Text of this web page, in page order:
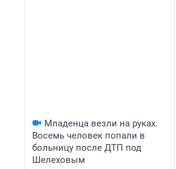
Младенца везли на руках.
Восемь человек попали в
больницу после ДТП под
Шелеховым